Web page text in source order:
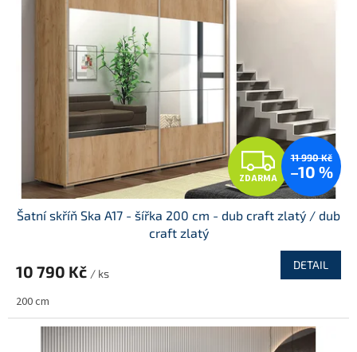
Z
D
A
R
A
ZDARMA
11 990 Kč
–10 %
Šatní skříň Ska A17 - šířka 200 cm - dub craft zlatý / dub
craft zlatý
10 790 Kč / ks
DETAIL
200 cm